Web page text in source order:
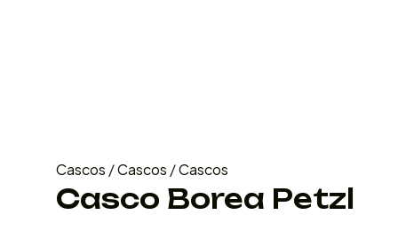
Cascos /Cascos /Cascos
Casco Borea Petzl